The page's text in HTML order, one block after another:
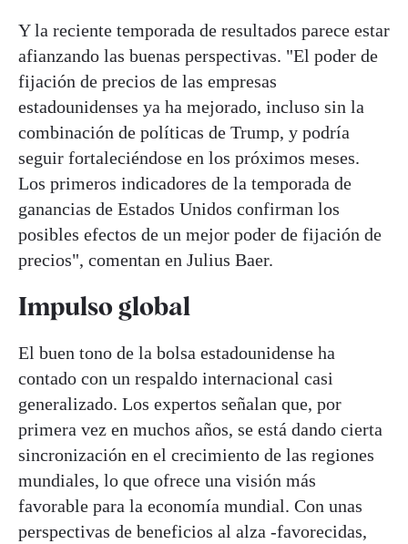
Y la reciente temporada de resultados parece estar
afianzando las buenas perspectivas. "El poder de
fijación de precios de las empresas
estadounidenses ya ha mejorado, incluso sin la
combinación de políticas de Trump, y podría
seguir fortaleciéndose en los próximos meses.
Los primeros indicadores de la temporada de
ganancias de Estados Unidos confirman los
posibles efectos de un mejor poder de fijación de
precios", comentan en Julius Baer.
Impulso global
El buen tono de la bolsa estadounidense ha
contado con un respaldo internacional casi
generalizado. Los expertos señalan que, por
primera vez en muchos años, se está dando cierta
sincronización en el crecimiento de las regiones
mundiales, lo que ofrece una visión más
favorable para la economía mundial. Con unas
perspectivas de beneficios al alza -favorecidas,